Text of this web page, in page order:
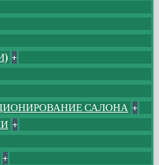
+
САЛОНА +
+
+